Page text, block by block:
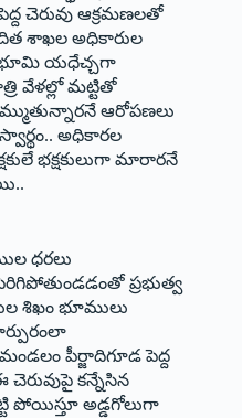
చెరువు ఆక్రమణలతో
శాఖల అధికారుల
భూమి యధేచ్చగా
వేళల్లో మట్టితో
ఆరోపణలు
అధికారల
భక్షకులుగా మారారనే
ధరలు
ప్రభుత్వ
శిఖం భూములు
పీర్జాదిగూడ పెద్ద
చెరువుపై కన్నేసిన
పోయిస్తూ అడ్డగోలుగా